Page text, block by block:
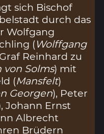
sich Bischof
durch das
Wolfgang
(Wolffgang
Reinhard zu
von Solms) mit
(Mansfelt)
Georgen), Peter
Johann Ernst
Albrecht
Brüdern